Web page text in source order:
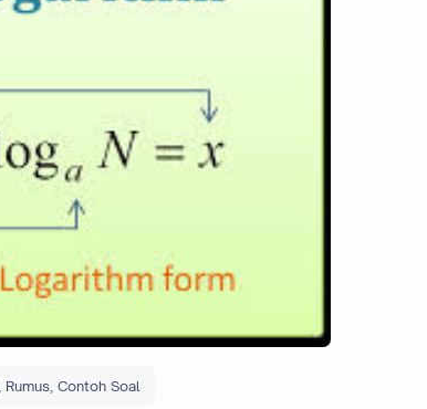
Contoh Soal